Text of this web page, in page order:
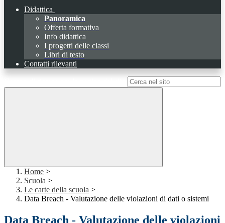
Didattica
Panoramica
Offerta formativa
Info didattica
I progetti delle classi
Libri di testo
Contatti rilevanti
Home >
Scuola >
Le carte della scuola >
Data Breach - Valutazione delle violazioni di dati o sistemi
Data Breach - Valutazione delle violazioni